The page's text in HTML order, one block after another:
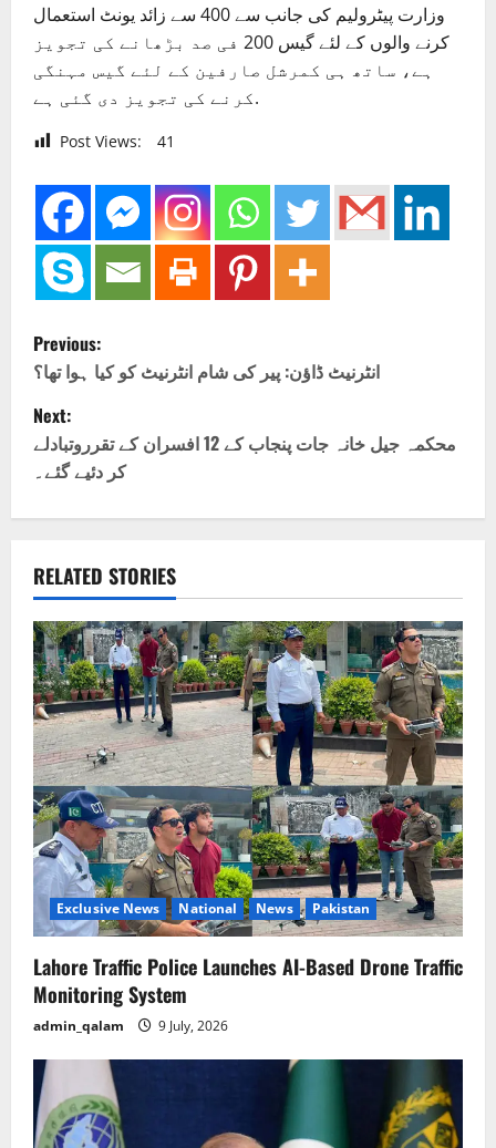
وزارت پیٹرولیم کی جانب سے 400 سے زائد یونٹ استعمال
کرنے والوں کے لئے گیس 200 فی صد بڑھانے کی تجویز
ہے، ساتھ ہی کمرشل صارفین کے لئے گیس مہنگی
کرنے کی تجویز دی گئی ہے.
Post Views: 41
P
o
s
t
n
a
v
i
g
a
t
i
o
n
Previous:
انٹرنیٹ ڈاؤن: پیر کی شام انٹرنیٹ کو کیا ہوا تھا؟
Next:
محکمہ جیل خانہ جات پنجاب کے 12 افسران کے تقرروتبادلے
کر دئیے گئے۔
RELATED STORIES
Exclusive News National News Pakistan
Lahore Traffic Police Launches AI-Based Drone Traffic
Monitoring System
admin_qalam 9 July, 2026